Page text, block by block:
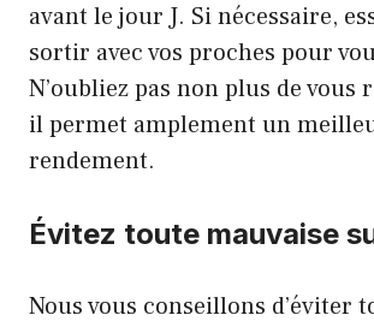
avant le jour J. Si nécessaire,
sortir avec vos proches pour
N’oubliez pas non plus de vous
il permet amplement un
rendement.
Évitez toute mauvaise
Nous vous conseillons d’éviter